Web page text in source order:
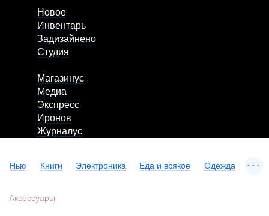
Новое
Инвентарь
Задизайнено
Студия
Магазинус
Медиа
Экспресс
Иронов
Журналус
Нью Книги Электроника Еда и всякое Одежда ...
Аксессуары